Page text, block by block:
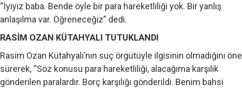
“İyiyiz baba. Bende öyle bir para hareketliliği yok. Bir yanlış
anlaşılma var. Öğreneceğiz” dedi.
RASİM OZAN KÜTAHYALI TUTUKLANDI
Rasim Ozan Kütahyalı’nın suç örgütüyle ilgisinin olmadığını öne
sürerek, “Söz konusu para hareketliliği, alacağıma karşılık
gönderilen paralardır. Borç karşılığı gönderildi. Benim bahsi